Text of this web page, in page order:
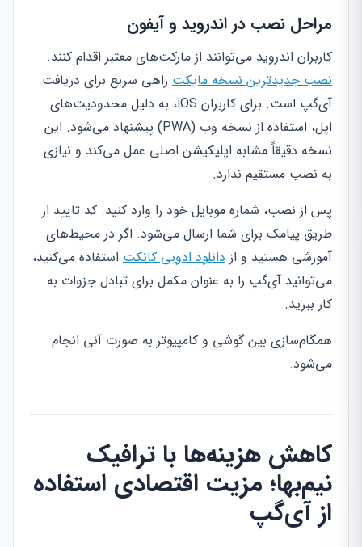
مراحل نصب در اندروید و آیفون
کاربران اندروید می‌توانند از مارکت‌های معتبر اقدام کنند.
نصب جدیدترین نسخه مایکت راهی سریع برای دریافت
آی‌گپ است. برای کاربران iOS، به دلیل محدودیت‌های
اپل، استفاده از نسخه وب (PWA) پیشنهاد می‌شود. این
نسخه دقیقاً مشابه اپلیکیشن اصلی عمل می‌کند و نیازی
به نصب مستقیم ندارد.
پس از نصب، شماره موبایل خود را وارد کنید. کد تایید از
طریق پیامک برای شما ارسال می‌شود. اگر در محیط‌های
آموزشی هستید و از دانلود ادوبی کانکت استفاده می‌کنید،
می‌توانید آی‌گپ را به عنوان مکمل برای تبادل جزوات به
کار ببرید.
همگام‌سازی بین گوشی و کامپیوتر به صورت آنی انجام
می‌شود.
کاهش هزینه‌ها با ترافیک
نیم‌بها؛ مزیت اقتصادی استفاده
از آی‌گپ